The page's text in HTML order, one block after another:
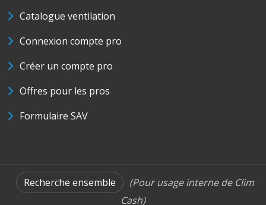
Catalogue ventilation
Connexion compte pro
Créer un compte pro
Offres pour les pros
Formulaire SAV
Recherche ensemble
(Pour usage interne de Clim
Cash)